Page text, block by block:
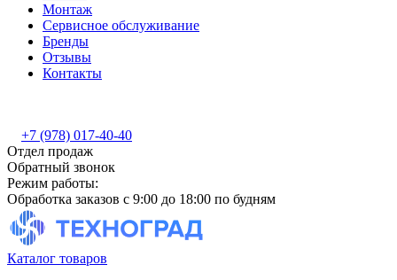
Монтаж
Сервисное обслуживание
Бренды
Отзывы
Контакты
+7 (978) 017-40-40
Отдел продаж
Обратный звонок
Режим работы:
Обработка заказов с 9:00 до 18:00 по будням
Каталог товаров